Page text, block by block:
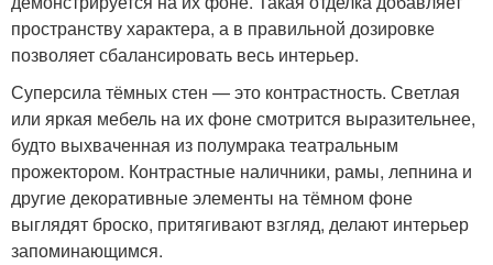
пространству характера, а в правильной дозировке
позволяет сбалансировать весь интерьер.
Суперсила тёмных стен — это контрастность. Светлая
или яркая мебель на их фоне смотрится выразительнее,
будто выхваченная из полумрака театральным
прожектором. Контрастные наличники, рамы, лепнина и
другие декоративные элементы на тёмном фоне
выглядят броско, притягивают взгляд, делают интерьер
запоминающимся.